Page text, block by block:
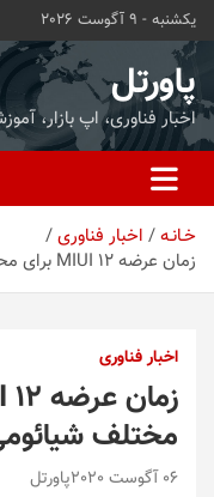
محتوا
بروید
یکشنبه - 9 آگوست 2026
پاورتل
اخبار فناوری، اپ بازار،
خـانـه
اخبار فناوری
زمان عرضه MIUI 12 برای محصولات مختلف شیائومی اعلام شد
اخبار فناوری
مختلف
06 آگوست 2020 پاورتل